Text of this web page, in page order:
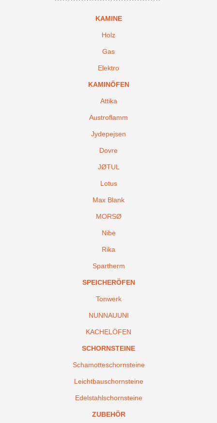
KAMINE
Holz
Gas
Elektro
KAMINÖFEN
Attika
Austroflamm
Jydepejsen
Dovre
JØTUL
Lotus
Max Blank
MORSØ
Nibe
Rika
Spartherm
SPEICHERÖFEN
Tonwerk
NUNNAUUNI
KACHELÖFEN
SCHORNSTEINE
Schamotteschornsteine
Leichtbauschornsteine
Edelstahlschornsteine
ZUBEHÖR